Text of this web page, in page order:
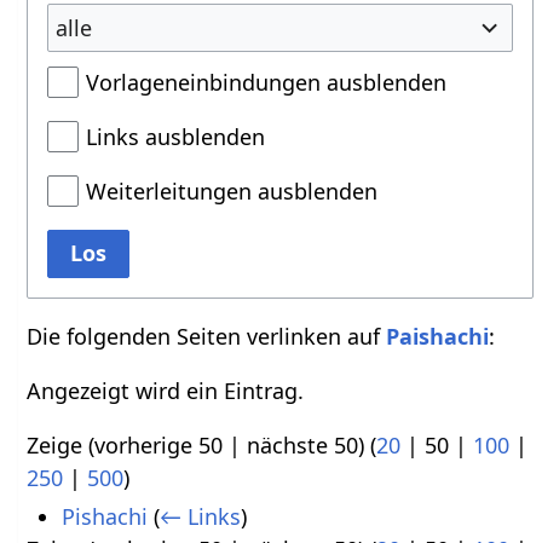
alle
Vorlageneinbindungen ausblenden
Links ausblenden
Weiterleitungen ausblenden
Los
Die folgenden Seiten verlinken auf Paishachi:
Angezeigt wird ein Eintrag.
Zeige (vorherige 50 | nächste 50) (20 | 50 | 100 |
250 | 500)
Pishachi (← Links)